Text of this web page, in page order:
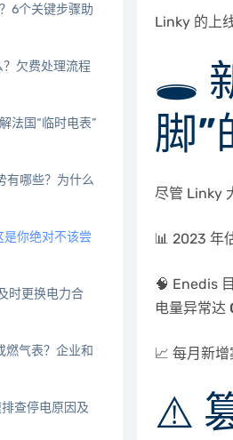
6个关键步骤助
欠费处理流程
法国“临时电表”
有哪些？为什么
是你绝对不该尝
时更换电力合
气表？企业和
查停电原因及
Linky 的上
🕳️
脚”
尽管 Linky
📊 2023 年
🧠 Enedis
电量异常达
📈 每月新
⚠️